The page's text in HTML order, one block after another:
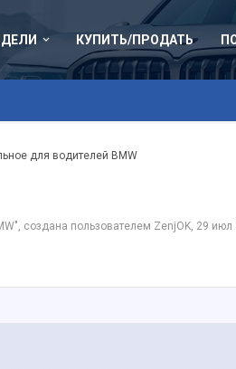
КУПИТЬ/ПРОДАТЬ
для водителей BMW
", создана пользователем ZenjOK, 29 июл